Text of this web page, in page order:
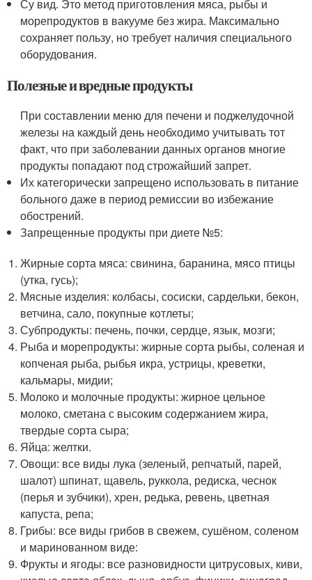
Су вид. Это метод приготовления мяса, рыбы и
морепродуктов в вакууме без жира. Максимально
сохраняет пользу, но требует наличия специального
оборудования.
Полезные и вредные продукты
При составлении меню для печени и поджелудочной
железы на каждый день необходимо учитывать тот
факт, что при заболевании данных органов многие
продукты попадают под строжайший запрет.
Их категорически запрещено использовать в питание
больного даже в период ремиссии во избежание
обострений.
Запрещенные продукты при диете №5:
Жирные сорта мяса: свинина, баранина, мясо птицы
(утка, гусь);
Мясные изделия: колбасы, сосиски, сардельки, бекон,
ветчина, сало, покупные котлеты;
Субпродукты: печень, почки, сердце, язык, мозги;
Рыба и морепродукты: жирные сорта рыбы, соленая и
копченая рыба, рыбья икра, устрицы, креветки,
кальмары, мидии;
Молоко и молочные продукты: жирное цельное
молоко, сметана с высоким содержанием жира,
твердые сорта сыра;
Яйца: желтки.
Овощи: все виды лука (зеленый, репчатый, парей,
шалот) шпинат, щавель, руккола, редиска, чеснок
(перья и зубчики), хрен, редька, ревень, цветная
капуста, репа;
Грибы: все виды грибов в свежем, сушёном, соленом
и маринованном виде:
Фрукты и ягоды: все разновидности цитрусовых, киви,